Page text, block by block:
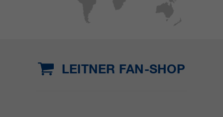
LEITNER FAN-SHOP